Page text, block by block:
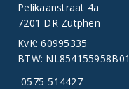
Pelikaanstraat 4a
7201 DR Zutphen
KvK: 60995335
BTW: NL854155958B01
0575-514427